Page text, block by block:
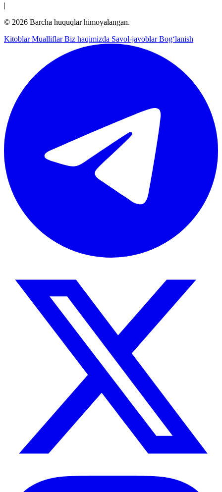
|
© 2026 Barcha huquqlar himoyalangan.
KitoblarMualliflarBiz haqimizda Savol-javoblarBog‘lanish